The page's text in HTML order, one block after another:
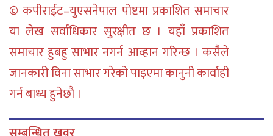
© कपीराईट–युएसनेपाल पोष्टमा प्रकाशित समाचार
या लेख सर्वाधिकार सुरक्षीत छ । यहाँ प्रकाशित
समाचार हुबहु साभार नगर्न आव्हान गरिन्छ । कसैले
जानकारी विना साभार गरेको पाइएमा कानुनी कार्वाही
गर्न बाध्य हुनेछौ ।